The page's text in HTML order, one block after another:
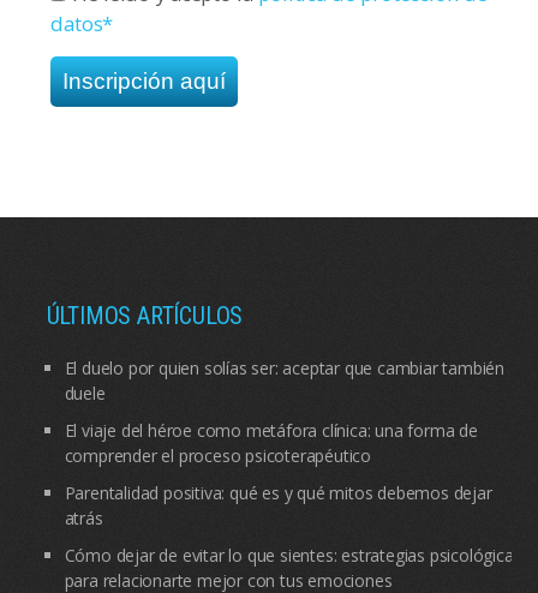
datos*
ÚLTIMOS ARTÍCULOS
El duelo por quien solías ser: aceptar que cambiar también
duele
El viaje del héroe como metáfora clínica: una forma de
comprender el proceso psicoterapéutico
Parentalidad positiva: qué es y qué mitos debemos dejar
atrás
Cómo dejar de evitar lo que sientes: estrategias psicológicas
para relacionarte mejor con tus emociones